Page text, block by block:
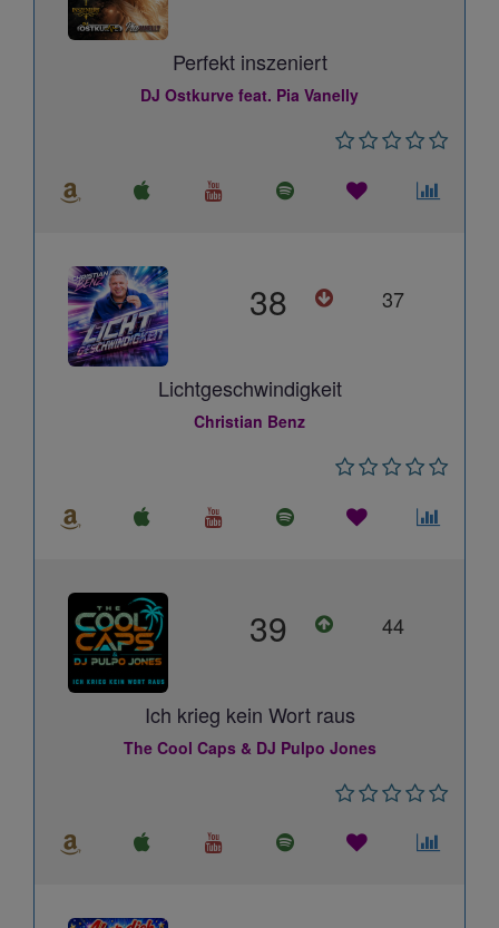
Perfekt inszeniert
DJ Ostkurve feat. Pia Vanelly
38 37
Lichtgeschwindigkeit
Christian Benz
39 44
Ich krieg kein Wort raus
The Cool Caps & DJ Pulpo Jones